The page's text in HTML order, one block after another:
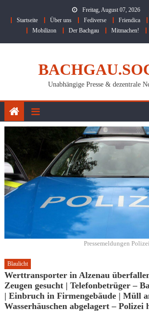
Freitag, August 07, 2026
Startseite
Über uns Fediverse Friendica
Mobilizon
Der Bachgau Mitmachen!
Unabhängige Presse & dezentrale
Pressemeldungen
Blaulicht
Werttransporter in Alzenau
Zeugen gesucht | Telefonbetrüger –
| Einbruch in Firmengebäude | Müll
Wasserhäuschen abgelagert – Polizei